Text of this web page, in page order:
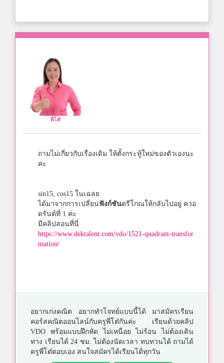
พี่โต๋
ถามไม่เกี่ยวกับเรื่องเดิม ให้ตั้งกระทู้ใหม่ของตัวเองนะ
คะ
sin15, cos15 ในเฉลย
ได้มาจากการเปลี่ยนฟังก์ชันตรีโกณให้กลับไปอยู่ ควอ
ดรันต์ที่ 1 ค่ะ
มีคลิปสอนที่นี่
https://www.dektalent.com/vdo/1521-quadrant-transfor
mation/
อยากเก่งคณิต อยากทำโจทย์แบบนี้ได้ มาสมัครเรียน
คอร์สคณิตออนไลน์กับครูพี่โต๋กันค่ะ เรียนด้วยคลิป
VDO พร้อมแบบฝึกหัด ไม่เหนื่อย ไม่ร้อน ไม่ต้องเดิน
ทาง เรียนได้ 24 ชม. ไม่ต้องนัดเวลา ทบทวนได้ ถามได้
ครูพี่โต๋ตอบเอง สนใจสมัครได้เรียนได้ทุกวัน